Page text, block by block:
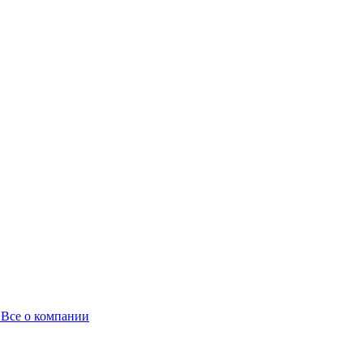
Все о компании